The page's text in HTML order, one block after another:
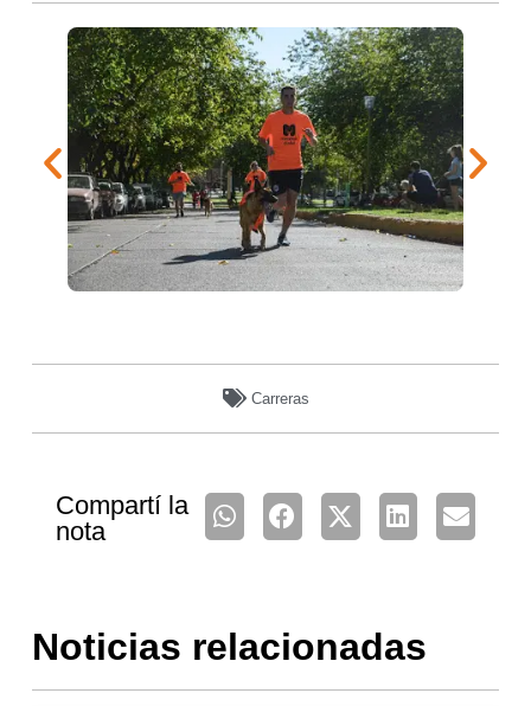
Carreras
Compartí la
nota
Noticias relacionadas